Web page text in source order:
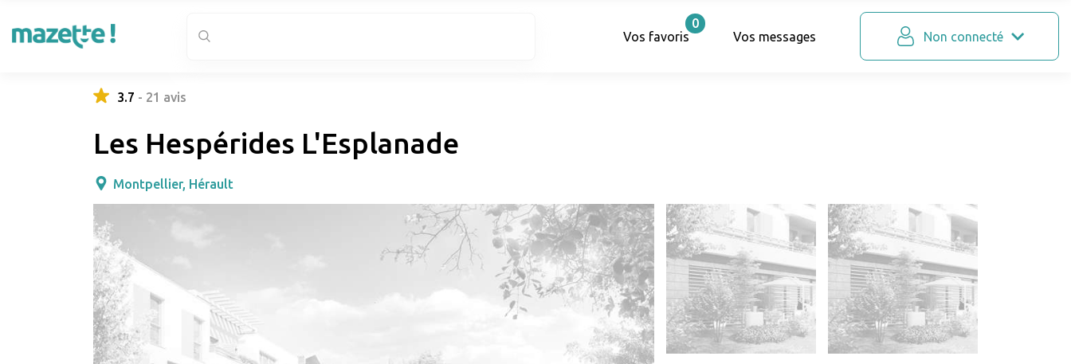
Vos favoris
0
Vos messages
Non connecté
3.7 - 21 avis
Les Hespérides L'Esplanade
Montpellier, Hérault